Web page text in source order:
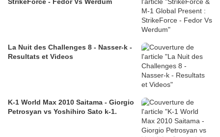
La Nuit des Challenges 8 - Nasser-k -
Resultats et Videos
K-1 World Max 2010 Saitama - Giorgio
Petrosyan vs Yoshihiro Sato k-1.